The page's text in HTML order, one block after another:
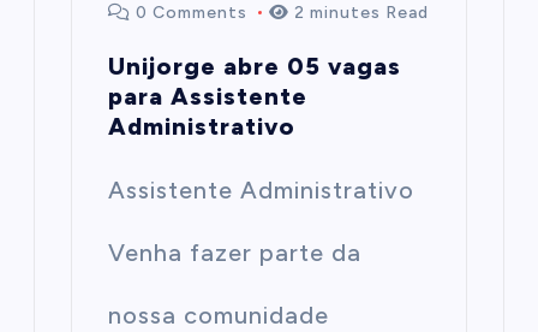
0 Comments 2 minutes Read
Unijorge abre 05 vagas
para Assistente
Administrativo
Assistente Administrativo
Venha fazer parte da
nossa comunidade